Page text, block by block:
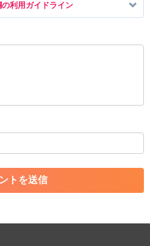
利用ガイドライン
によってはコメント削除や書き込み制
投稿すること
が絡む内容の投稿
内容の投稿
判断した投稿